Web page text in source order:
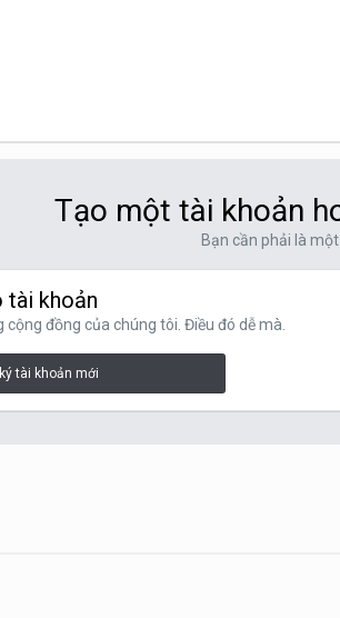
Tạo một tài khoản
Bạn cần phải là
tài khoản
đồng của chúng tôi. Điều đó dễ mà.
tài khoản mới